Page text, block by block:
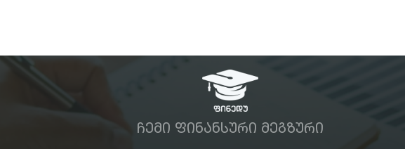
ᲩᲔᲛᲘ ᲤᲘᲜᲐᲜᲡᲣᲠᲘ ᲛᲔᲒᲖᲣᲠᲘ